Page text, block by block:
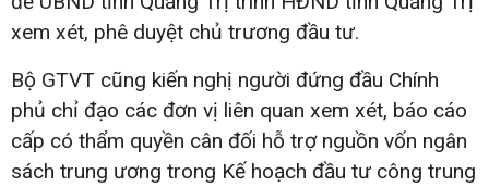
xem xét, phê duyệt chủ trương đầu tư.
Bộ GTVT cũng kiến nghị người đứng đầu Chính
phủ chỉ đạo các đơn vị liên quan xem xét, báo cáo
cấp có thẩm quyền cân đối hỗ trợ nguồn vốn ngân
sách trung ương trong Kế hoạch đầu tư công trung